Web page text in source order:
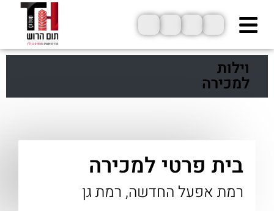
לתוכן
וילות
למכירה
בית פרטי למכירה
רמת אפעל החדשה, רמת גן